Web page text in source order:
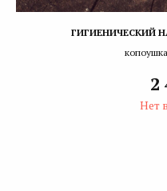
ГИГИЕНИЧЕСКИЙ
2
Нет